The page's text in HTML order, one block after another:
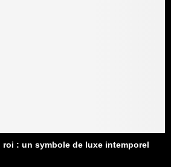
: un symbole de luxe intemporel